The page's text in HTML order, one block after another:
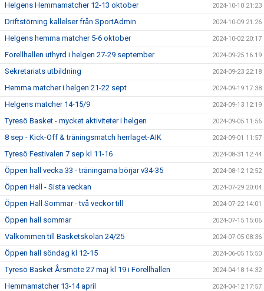
Helgens Hemmamatcher 12-13 oktober 2024-10-10 21:23
Driftstörning kallelser från SportAdmin 2024-10-09 21:26
Helgens hemma matcher 5-6 oktober 2024-10-02 20:17
Forellhallen uthyrd i helgen 27-29 september 2024-09-25 16:19
Sekretariats utbildning 2024-09-23 22:18
Hemma matcher i helgen 21-22 sept 2024-09-19 17:38
Helgens matcher 14-15/9 2024-09-13 12:19
Tyresö Basket - mycket aktiviteter i helgen 2024-09-05 11:56
8 sep - Kick-Off & träningsmatch herrlaget-AIK 2024-09-01 11:57
Tyresö Festivalen 7 sep kl 11-16 2024-08-31 12:44
Öppen hall vecka 33 - träningarna börjar v34-35 2024-08-12 12:52
Öppen Hall - Sista veckan 2024-07-29 20:04
Öppen Hall Sommar - två veckor till 2024-07-22 14:01
Öppen hall sommar 2024-07-15 15:06
Välkommen till Basketskolan 24/25 2024-07-05 08:36
Öppen hall söndag kl 12-15 2024-06-05 15:50
Tyresö Basket Årsmöte 27 maj kl 19 i Forellhallen 2024-04-18 14:32
Hemmamatcher 13-14 april 2024-04-12 17:57